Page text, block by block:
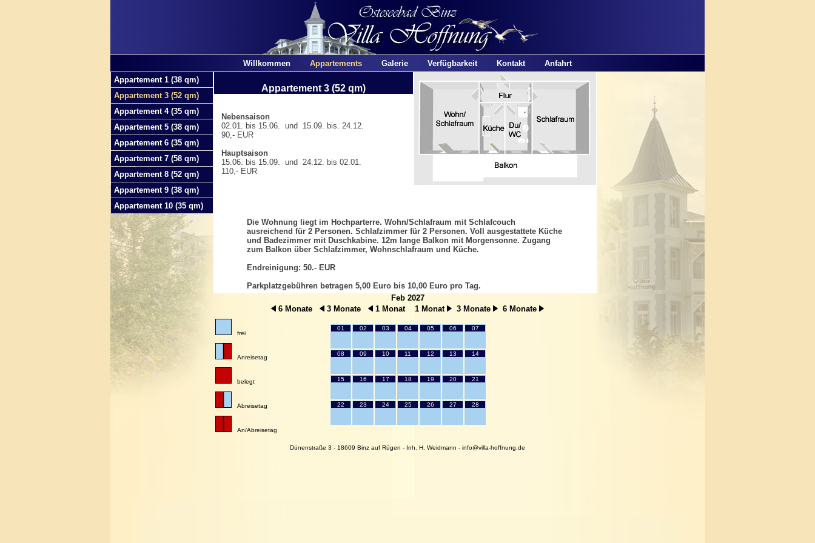
Willkommen Appartements Galerie Verfügbarkeit Kontakt
Anfahrt
Appartement 1 (38 qm)
Appartement 3 (52 qm)
Appartement 4 (35 qm)
Appartement 5 (38 qm)
Appartement 6 (35 qm)
Appartement 7 (58 qm)
Appartement 8 (52 qm)
Appartement 9 (38 qm)
Appartement 10 (35 qm)
Appartement 3 (52 qm)
Nebensaison
02.01. bis 15.06. und 15.09. bis. 24.12.
90,- EUR
Hauptsaison
15.06. bis 15.09. und 24.12. bis 02.01.
110,- EUR
Die Wohnung liegt im Hochparterre. Wohn/Schlafraum mit Schlafcouch
ausreichend für 2 Personen. Schlafzimmer für 2 Personen. Voll ausgestattete Küche
und Badezimmer mit Duschkabine. 12m lange Balkon mit Morgensonne. Zugang
zum Balkon über Schlafzimmer, Wohnschlafraum und Küche.
Endreinigung: 50.- EUR
Parkplatzgebühren betragen 5,00 Euro bis 10,00 Euro pro Tag.
Feb 2027
6 Monate
3 Monate 1 Monat 1 Monat 3 Monate 6 Monate
frei
Anreisetag
belegt
Abreisetag
An/Abreisetag
01 02 03 04 05 06 07
08 09 10 11 12 13 14
15 16 17 18 19 20 21
22 23 24 25 26 27 28
Dünenstraße 3 - 18609 Binz auf Rügen - Inh. H. Weidmann - info@villa-hoffnung.de